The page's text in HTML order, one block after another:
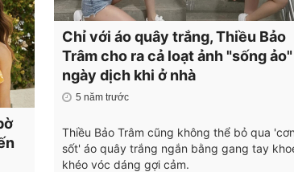
Chỉ với áo quây trắng, Thiều Bảo
Trâm cho ra cả loạt ảnh "sống ảo"
ngày dịch khi ở nhà
5 năm trước
Thiều Bảo Trâm cũng không thể bỏ qua 'cơn
sốt' áo quây trắng ngắn bằng gang tay
khéo vóc dáng gợi cảm.